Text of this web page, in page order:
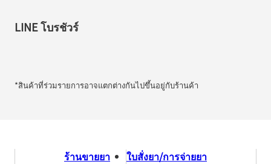
LINE โบรชัวร์
*สินค้าที่ร่วมรายการอาจแตกต่างกันไปขึ้นอยู่กับร้านค้า
ร้านขายยา ใบสั่งยา/การจ่ายยา